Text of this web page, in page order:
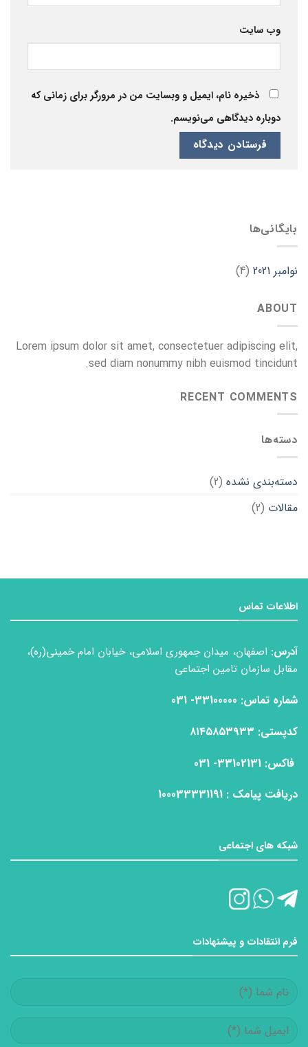
وب‌ سایت
ذخیره نام، ایمیل و وبسایت من در مرورگر برای زمانی که
دوباره دیدگاهی می‌نویسم.
بایگانی‌ها
نوامبر 2021 (4)
ABOUT
Lorem ipsum dolor sit amet, consectetuer adipiscing elit,
sed diam nonummy nibh euismod tincidunt.
RECENT COMMENTS
دسته‌ها
دسته‌بندی نشده (2)
مقالات (2)
اطلاعات تماس
آدرس: اصفهان، میدان جمهوری اسلامی، خیابان امام خمینی(ره)،
مقابل سازمان تامین اجتماعی
شماره تماس: 33100000- 031
كدپستی: ۸۱۴۵۸۵۳۹۳۳
فاكس: 33102131- 031
دریافت پیامک : 100033331191
شبکه های اجتماعی
فرم انتقادات و پیشنهادات